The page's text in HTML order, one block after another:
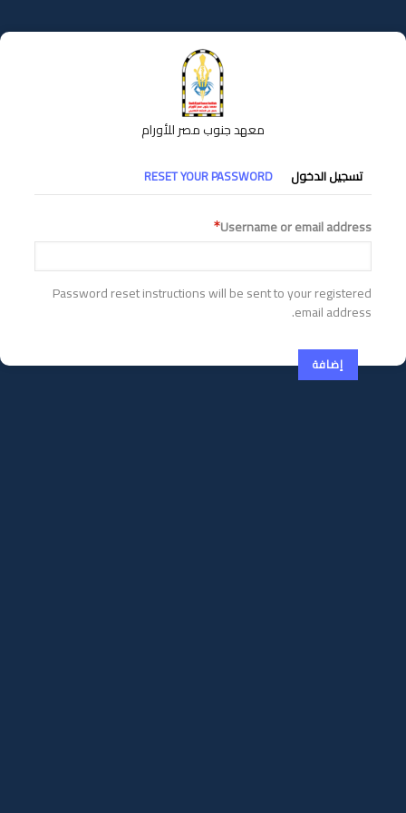
إلى
المحتوى
معهد جنوب مصر للأورام
التبويبات
الأساسية
تسجيل الدخول RESET YOUR PASSWORD
Username or email address
Password reset instructions will be sent to your registered
email address.